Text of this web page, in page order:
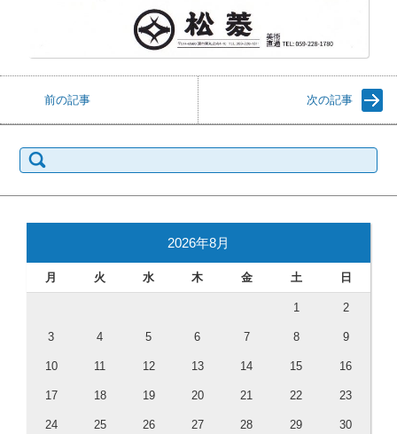
前の記事 次の記事
2026年8月
月 火 水 木 金 土 日
1 2
3 4 5 6 7 8 9
10 11 12 13 14 15 16
17 18 19 20 21 22 23
24 25 26 27 28 29 30